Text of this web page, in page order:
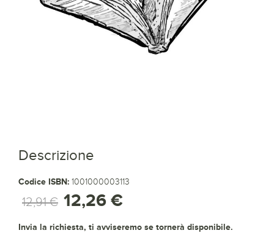
Descrizione
Codice ISBN: 1001000003113
12,91 € 12,26 €
Invia la richiesta, ti avviseremo se tornerà disponibile.